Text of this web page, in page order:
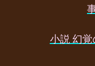
小説 幻